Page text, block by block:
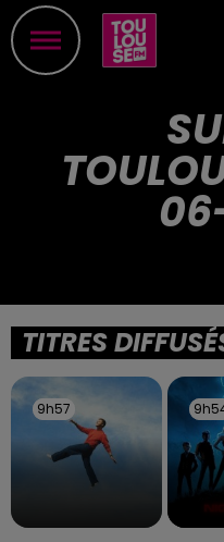
TITRES
9h57
9h57